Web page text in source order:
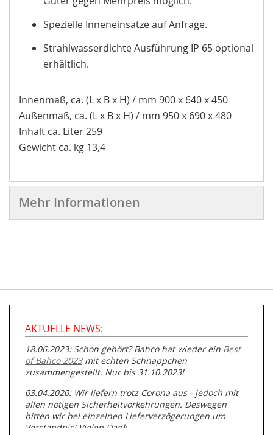
Spezielle Inneneinsätze auf Anfrage.
Strahlwasserdichte Ausführung IP 65 optional
erhältlich.
Innenmaß, ca. (L x B x H) / mm 900 x 640 x 450
Außenmaß, ca. (L x B x H) / mm 950 x 690 x 480
Inhalt ca. Liter 259
Gewicht ca. kg 13,4
Mehr Informationen
AKTUELLE NEWS:
18.06.2023: Schon gehört? Bahco hat wieder ein Best
of Bahco 2023mit echten Schnäppchen
zusammengestellt. Nur bis 31.10.2023!
03.04.2020: Wir liefern trotz Corona aus - jedoch mit
allen nötigen Sicherheitvorkehrungen. Deswegen
bitten wir bei einzelnen Lieferverzögerungen um
Verständnis! Vielen Dank.